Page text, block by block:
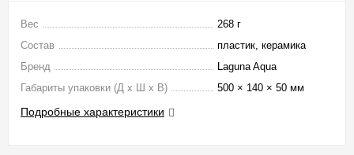
Вес
268 г
Состав
пластик, керамика
Бренд
Laguna Aqua
Габариты упаковки (Д х Ш х В)
500 × 140 × 50 мм
Подробные характеристики